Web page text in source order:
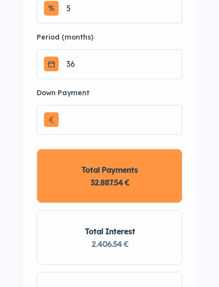
Period (months)
Down Payment
€
Total Interest
2.406.54 €
Total Payments
32.887.54 €